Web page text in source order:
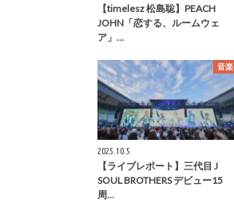
【timelesz 松島聡】PEACH
JOHN「恋する、ルームウェ
ア」…
音楽
2025.10.5
【ライブレポート】三代目 J
SOUL BROTHERS デビュー15
周…